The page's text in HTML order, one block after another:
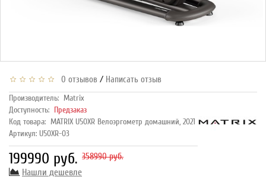
0 отзывов / Написать отзыв
Производитель: Matrix
Доступность: Предзаказ
Код товара: MATRIX U50XR Велоэргометр домашний, 2021
Артикул: U50XR-03
199990 руб. 358990 руб.
Нашли дешевле